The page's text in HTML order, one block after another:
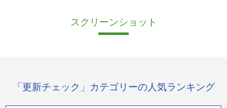
スクリーンショット
「更新チェック」カテゴリーの人気ランキング